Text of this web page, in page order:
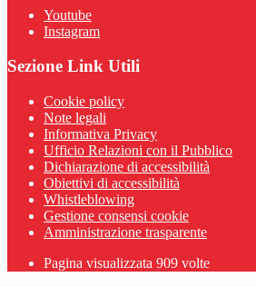
Youtube
Instagram
Sezione Link Utili
Cookie policy
Note legali
Informativa Privacy
Ufficio Relazioni con il Pubblico
Dichiarazione di accessibilità
Obiettivi di accessibilità
Whistleblowing
Gestione consensi cookie
Amministrazione trasparente
Pagina visualizzata 909 volte